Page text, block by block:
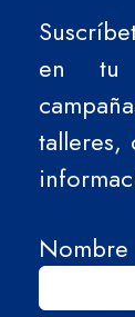
en tu
talleres,
Nombre